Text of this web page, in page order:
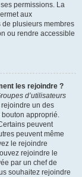
permissions. La
aux
plusieurs membres
ou rendre accessible
les rejoindre ?
d’utilisateurs
un des
approprié.
peuvent
peuvent même
le rejoindre
rejoindre le
par un chef de
souhaitez rejoindre